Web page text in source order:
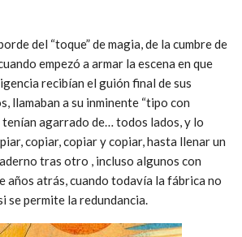
del “toque” de magia, de la cumbre de
empezó a armar la escena en que
recibían el guión final de sus
llamaban a su inminente “tipo con
agarrado de… todos lados, y lo
copiar, copiar y copiar, hasta llenar un
tras otro , incluso algunos con
años atrás, cuando todavía la fábrica no
se permite la redundancia.